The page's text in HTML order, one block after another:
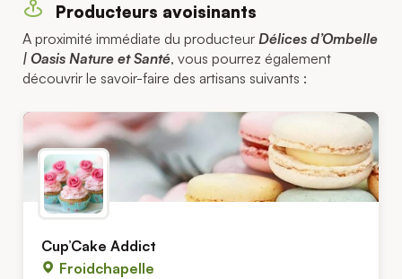
Producteurs avoisinants
A proximité immédiate du producteur Délices d’Ombelle
| Oasis Nature et Santé, vous pourrez également
découvrir le savoir-faire des artisans suivants :
Cup’Cake Addict
Froidchapelle